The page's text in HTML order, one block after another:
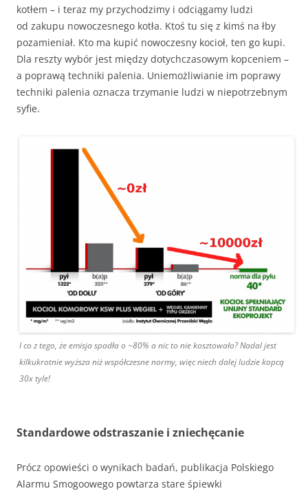
kotłem – i teraz my przychodzimy i odciągamy ludzi
od zakupu nowoczesnego kotła. Ktoś tu się z kimś na łby
pozamieniał. Kto ma kupić nowoczesny kocioł, ten go kupi.
Dla reszty wybór jest między dotychczasowym kopceniem –
a poprawą techniki palenia. Uniemożliwianie im poprawy
techniki palenia oznacza trzymanie ludzi w niepotrzebnym
syfie.
I co z tego, że emisja spadła o ~80% a nic to nie kosztowało? Nadal jest
kilkukrotnie wyższa niż współczesne normy, więc niech dalej ludzie kopcą
30x tyle!
Standardowe odstraszanie i zniechęcanie
Prócz opowieści o wynikach badań, publikacja Polskiego
Alarmu Smogoowego powtarza stare śpiewki